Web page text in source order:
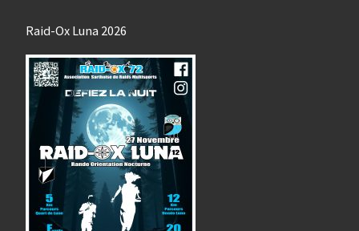
Raid-Ox Luna 2026